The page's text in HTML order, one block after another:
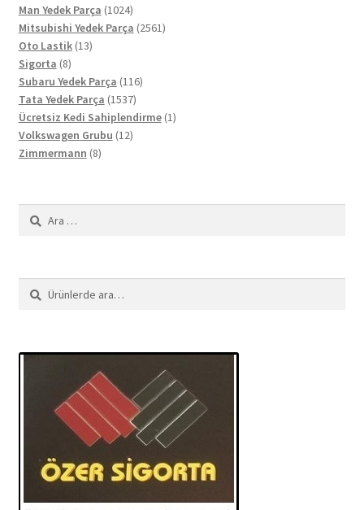
ürün
Man Yedek Parça 10241024
ürün
Mitsubishi Yedek Parça 25612561
Oto Lastik 1313
Sigorta 88
ürün
Subaru Yedek Parça 116116
Tata Yedek Parça 15371537
ürün
Ücretsiz Kedi Sahiplendirme 11
Volkswagen Grubu 1212
Zimmermann 88
Arama:
Ara:
Ara